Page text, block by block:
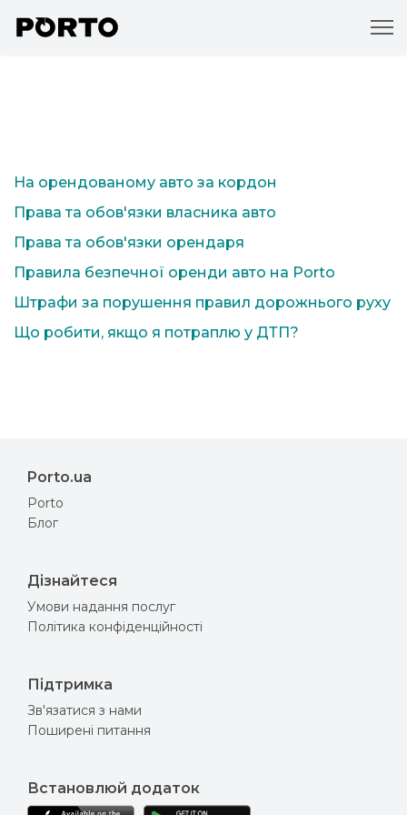
На орендованому авто за кордон
Права та обов'язки власника авто
Права та обов'язки орендаря
Правила безпечної оренди авто на Porto
Штрафи за порушення правил дорожнього руху
Що робити, якщо я потраплю у ДТП?
Porto.ua
Porto
Блог
Дізнайтеся
Умови надання послуг
Політика конфіденційності
Підтримка
Зв'язатися з нами
Поширені питання
Встановлюй додаток